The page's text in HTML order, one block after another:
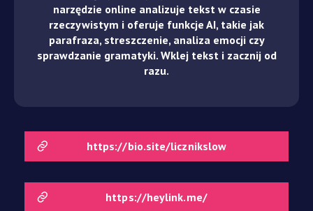
narzędzie online analizuje tekst w czasie
rzeczywistym i oferuje funkcje AI, takie jak
parafraza, streszczenie, analiza emocji czy
sprawdzanie gramatyki. Wklej tekst i zacznij od
razu.
https://bio.site/licznikslow
https://heylink.me/